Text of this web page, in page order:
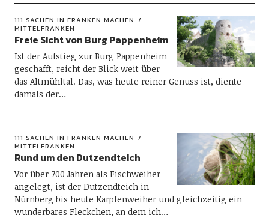
111 SACHEN IN FRANKEN MACHEN
MITTELFRANKEN
Freie Sicht von Burg Pappenheim
Ist der Aufstieg zur Burg Pappenheim
geschafft, reicht der Blick weit über
das Altmühltal. Das, was heute reiner Genuss ist, diente
damals der…
111 SACHEN IN FRANKEN MACHEN
MITTELFRANKEN
Rund um den Dutzendteich
Vor über 700 Jahren als Fischweiher
angelegt, ist der Dutzendteich in
Nürnberg bis heute Karpfenweiher und gleichzeitig ein
wunderbares Fleckchen, an dem ich…